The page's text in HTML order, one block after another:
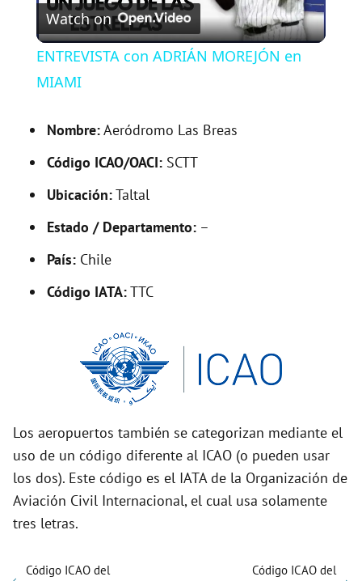
l
y
i
Watch on
ENTREVISTA con ADRIÁN MOREJÓN en
MIAMI
Nombre:Aeródromo Las Breas
Código ICAO/OACI: SCTT
Ubicación:Taltal
Estado / Departamento: –
País: Chile
Código IATA:TTC
Los aeropuertos también se categorizan mediante el
uso de un código diferente al ICAO (o pueden usar
los dos). Este código es el IATA de la Organización de
Aviación Civil Internacional, el cual usa solamente
tres letras.
Código ICAO del
Código ICAO del